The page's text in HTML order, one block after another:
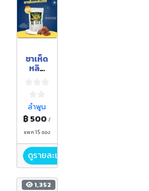
ชาเห็ด
หลิน
ลำพูน
฿ 500/
แพค 15 ซอง
ดูรายละเอียด
1,352